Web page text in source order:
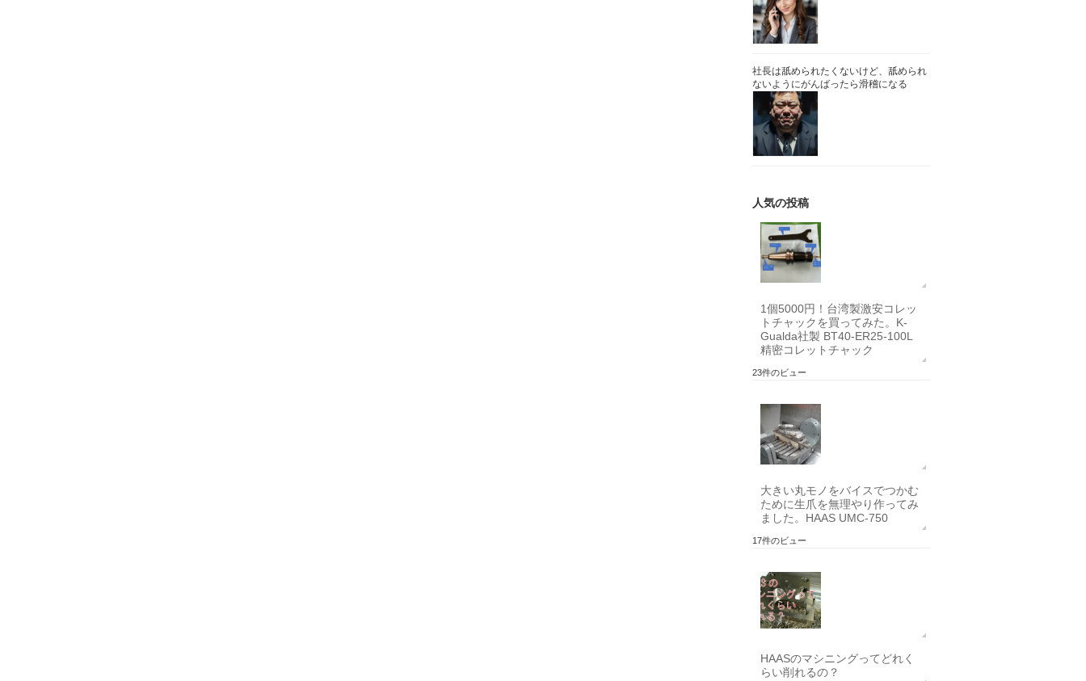
社長は舐められたくないけど、舐められ
ないようにがんばったら滑稽になる
人気の投稿
1個5000円！台湾製激安コレッ
トチャックを買ってみた。K-
Gualda社製 BT40-ER25-100L
精密コレットチャック
23件のビュー
大きい丸モノをバイスでつかむ
ために生爪を無理やり作ってみ
ました。HAAS UMC-750
17件のビュー
HAASのマシニングってどれく
らい削れるの？